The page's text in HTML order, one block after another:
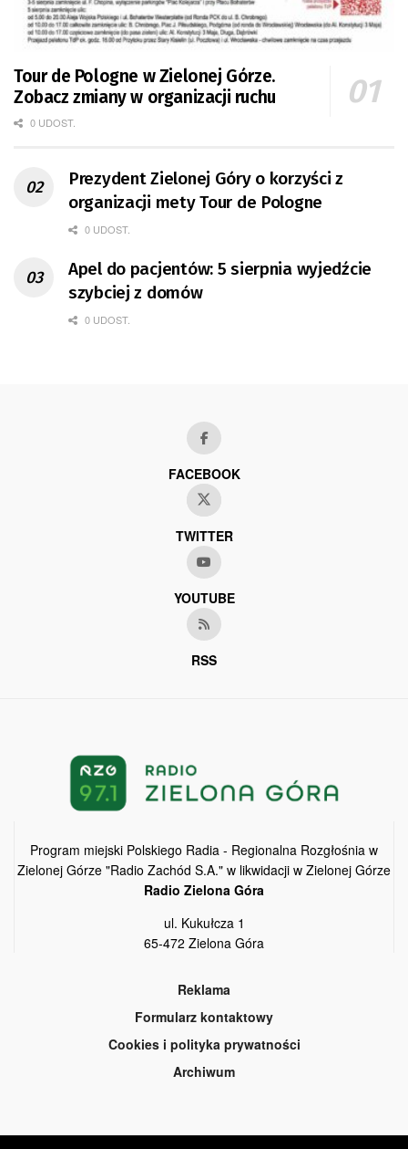
Tour de Pologne w Zielonej Górze.
Zobacz zmiany w organizacji ruchu
0 UDOST.
Prezydent Zielonej Góry o korzyści z
organizacji mety Tour de Pologne
0 UDOST.
Apel do pacjentów: 5 sierpnia wyjedźcie
szybciej z domów
0 UDOST.
FACEBOOK
TWITTER
YOUTUBE
RSS
Program miejski Polskiego Radia - Regionalna Rozgłośnia w
Zielonej Górze "Radio Zachód S.A." w likwidacji w Zielonej Górze
Radio Zielona Góra
ul. Kukułcza 1
65-472 Zielona Góra
Reklama
Formularz kontaktowy
Cookies i polityka prywatności
Archiwum